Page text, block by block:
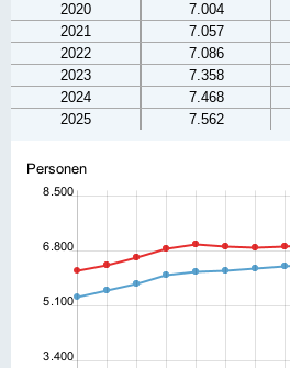
2020
7.004
2021
7.057
2022
7.086
2023
7.358
2024
7.468
2025
7.562